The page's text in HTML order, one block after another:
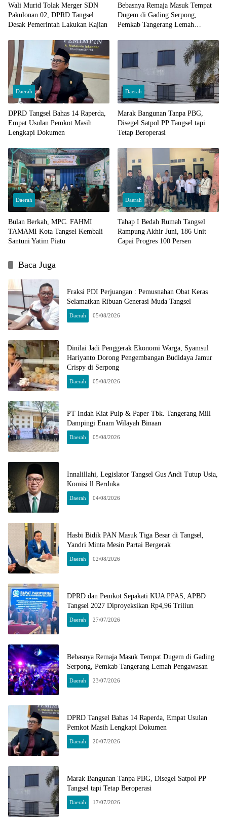
Wali Murid Tolak Merger SDN
Pakulonan 02, DPRD Tangsel
Desak Pemerintah Lakukan Kajian
Bebasnya Remaja Masuk Tempat
Dugem di Gading Serpong,
Pemkab Tangerang Lemah
Daerah
DPRD Tangsel Bahas 14 Raperda,
Empat Usulan Pemkot Masih
Lengkapi Dokumen
Daerah
Marak Bangunan Tanpa PBG,
Disegel Satpol PP Tangsel tapi
Tetap Beroperasi
Daerah
Bulan Berkah, MPC. FAHMI
TAMAMI Kota Tangsel Kembali
Santuni Yatim Piatu
Daerah
Tahap I Bedah Rumah Tangsel
Rampung Akhir Juni, 186 Unit
Capai Progres 100 Persen
Baca Juga
Fraksi PDI Perjuangan : Pemusnahan Obat Keras
Selamatkan Ribuan Generasi Muda Tangsel
Daerah 05/08/2026
Dinilai Jadi Penggerak Ekonomi Warga, Syamsul
Hariyanto Dorong Pengembangan Budidaya Jamur
Crispy di Serpong
Daerah 05/08/2026
PT Indah Kiat Pulp & Paper Tbk. Tangerang Mill
Dampingi Enam Wilayah Binaan
Daerah 05/08/2026
Innalillahi, Legislator Tangsel Gus Andi Tutup Usia,
Komisi ll Berduka
Daerah 04/08/2026
Hasbi Bidik PAN Masuk Tiga Besar di Tangsel,
Yandri Minta Mesin Partai Bergerak
Daerah 02/08/2026
DPRD dan Pemkot Sepakati KUA PPAS, APBD
Tangsel 2027 Diproyeksikan Rp4,96 Triliun
Daerah 27/07/2026
Bebasnya Remaja Masuk Tempat Dugem di Gading
Serpong, Pemkab Tangerang Lemah Pengawasan
Daerah 23/07/2026
DPRD Tangsel Bahas 14 Raperda, Empat Usulan
Pemkot Masih Lengkapi Dokumen
Daerah 20/07/2026
Marak Bangunan Tanpa PBG, Disegel Satpol PP
Tangsel tapi Tetap Beroperasi
Daerah 17/07/2026